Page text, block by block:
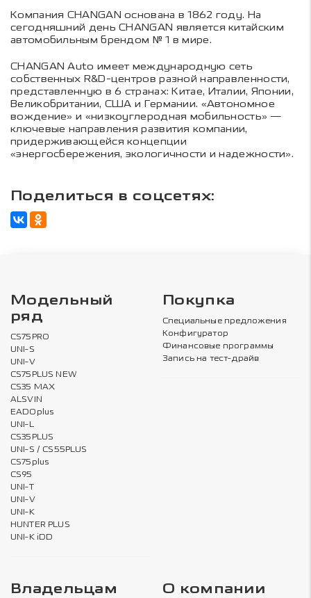
Компания CHANGAN основана в 1862 году. На
сегодняшний день CHANGAN является китайским
автомобильным брендом № 1 в мире.
CHANGAN Auto имеет международную сеть
собственных R&D-центров разной направленности,
представленную в 6 странах: Китае, Италии, Японии,
Великобритании, США и Германии. «Автономное
вождение» и «низкоуглеродная мобильность» —
ключевые направления развития компании,
придерживающейся концепции
«энергосбережения, экологичности и надежности».
Поделиться в соцсетях:
Модельный
ряд
CS75PRO
UNI-S
UNI-V
CS75PLUS NEW
CS35 MAX
ALSVIN
EADOplus
UNI-L
CS35PLUS
UNI-S / CS55PLUS
CS75plus
CS95
UNI-T
UNI-V
UNI-K
HUNTER PLUS
UNI-K iDD
Покупка
Специальные предложения
Конфигуратор
Финансовые программы
Запись на тест-драйв
Владельцам О компании